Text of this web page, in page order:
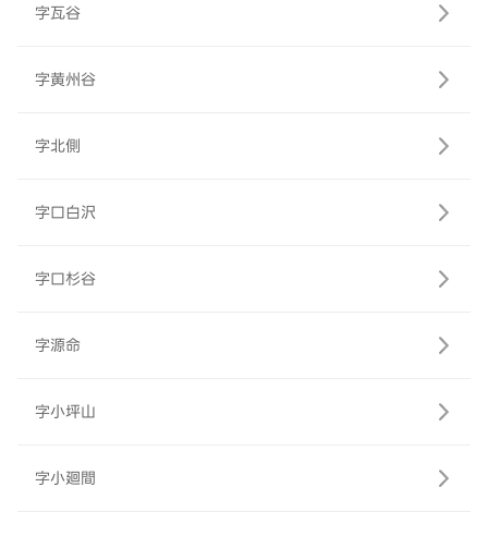
字瓦谷
字黄州谷
字北側
字口白沢
字口杉谷
字源命
字小坪山
字小廻間